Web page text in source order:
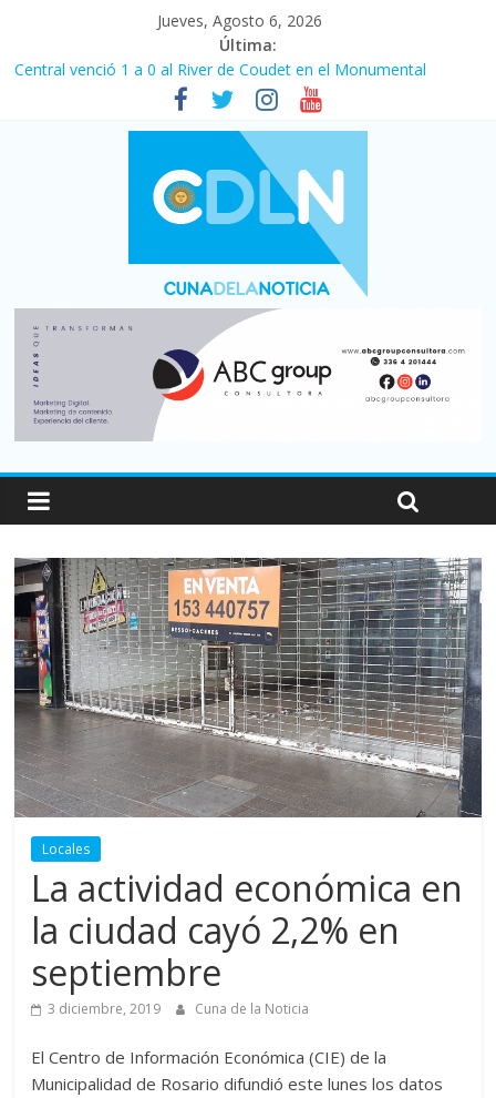
Jueves, Agosto 6, 2026
Última:
Central venció 1 a 0 al River de Coudet en el Monumental
La morosidad alcanzó su nivel más alto en dos décadas y ya
afecta a 400 mil deudores en Santa Fe
Desde que asumió Milei cerraron 41.000 kioscos: el sector
denuncia crisis como en 2001
Vacaciones de invierno con más movimiento y consumo
turístico: 4,6 millones de personas viajaron por el país, un 5,9%
Fuerte caída de la venta de autos usados en julio: bajó un 12,6%
Locales
La actividad económica en
la ciudad cayó 2,2% en
septiembre
3 diciembre, 2019 Cuna de la Noticia
El Centro de Información Económica (CIE) de la
Municipalidad de Rosario difundió este lunes los datos